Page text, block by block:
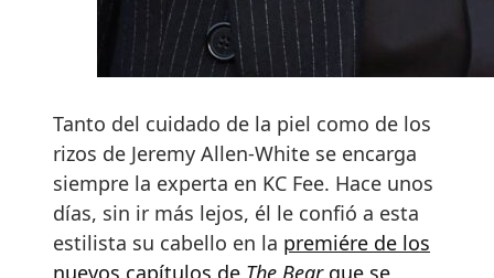
Tanto del cuidado de la piel como de los
rizos de Jeremy Allen-White se encarga
siempre la experta en KC Fee. Hace unos
días, sin ir más lejos, él le confió a esta
estilista su cabello en la premiére de los
nuevos capítulos de The Bear que se